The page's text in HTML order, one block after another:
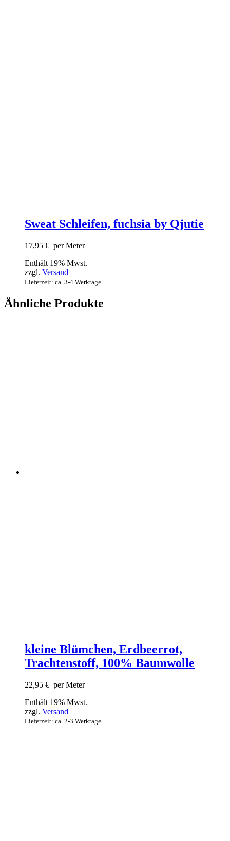
Sweat Schleifen, fuchsia by Qjutie
17,95 € per Meter
Enthält 19% Mwst.
zzgl. Versand
Lieferzeit: ca. 3-4 Werktage
Ähnliche Produkte
kleine Blümchen, Erdbeerrot,
Trachtenstoff, 100% Baumwolle
22,95 € per Meter
Enthält 19% Mwst.
zzgl. Versand
Lieferzeit: ca. 2-3 Werktage